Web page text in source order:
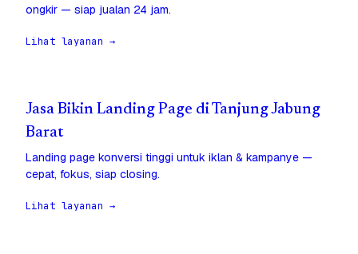
ongkir — siap jualan 24 jam.
Lihat layanan →
Jasa Bikin Landing Page di Tanjung Jabung
Barat
Landing page konversi tinggi untuk iklan & kampanye —
cepat, fokus, siap closing.
Lihat layanan →